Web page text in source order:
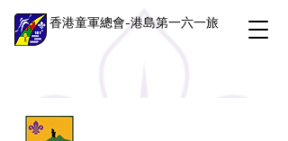
香港童軍總會-港島第一六一旅